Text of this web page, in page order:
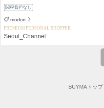
関税負担なし
modori
PREMIUM PERSONAL SHOPPER
Seoul_Channel
BUYMAトップ